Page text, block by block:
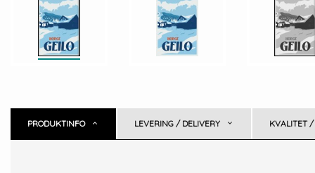
PRODUKTINFO LEVERING / DELIVERY KVALITET